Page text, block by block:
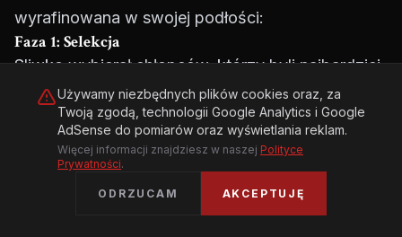
wyrafinowana w swojej podłości:
Faza 1: Selekcja
Sliwko wybierał chłopców, którzy byli najbardziej
podatni na manipulację – zwykle tych z rozbitych
rodzin, z problemami w szkole, nieśmiałych,
szukających akceptacji i autorytetu męskiego.
Używamy niezbędnych plików cookies oraz, za
Twoją zgodą, technologii Google Analytics i Google
AdSense do pomiarów oraz wyświetlania reklam.
Więcej informacji znajdziesz w naszej Polityce
Prywatności.
ODRZUCAM AKCEPTUJĘ